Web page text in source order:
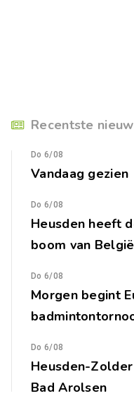
Recentste
Do 6/08
Vandaag gezien
Do 6/08
Heusden heeft
boom van België
Do 6/08
Morgen begint
Do 6/08
Heusden-
Bad Arolsen